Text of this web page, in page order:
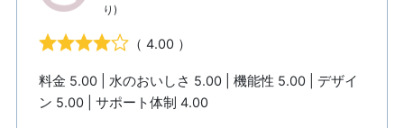
り)
（ 4.00 ）
料金 5.00 | 水のおいしさ 5.00 | 機能性 5.00 | デザイ
ン 5.00 | サポート体制 4.00